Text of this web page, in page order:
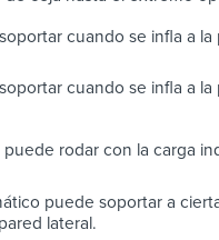
cuando se infla a
cuando se infla a
rodar con la carga
puede soportar a
lateral.